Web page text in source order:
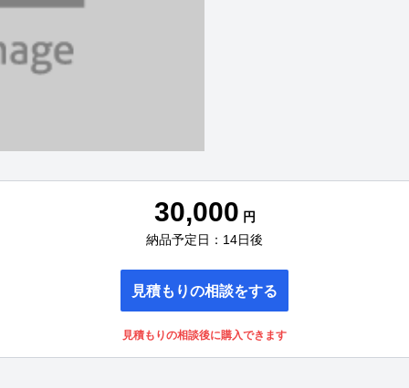
30,000 円
納品予定日：14日後
見積もりの相談をする
見積もりの相談後に購入できます